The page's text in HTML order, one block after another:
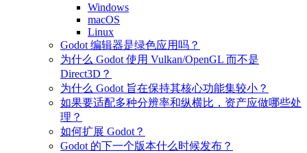
Windows
macOS
Linux
Godot 编辑器是绿色应用吗？
为什么 Godot 使用 Vulkan/OpenGL 而不是
Direct3D？
为什么 Godot 旨在保持其核心功能集较小？
如果要适配多种分辨率和纵横比，资产应做哪些处
理？
如何扩展 Godot？
Godot 的下一个版本什么时候发布？